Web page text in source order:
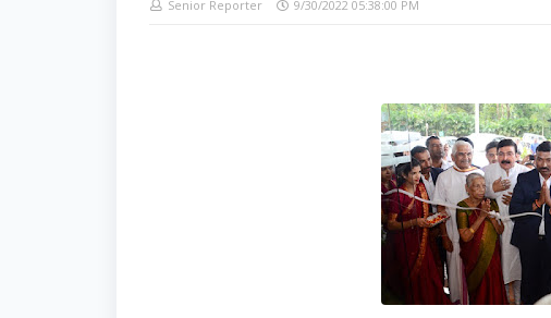
Senior Reporter 9/30/2022 05:38:00 PM